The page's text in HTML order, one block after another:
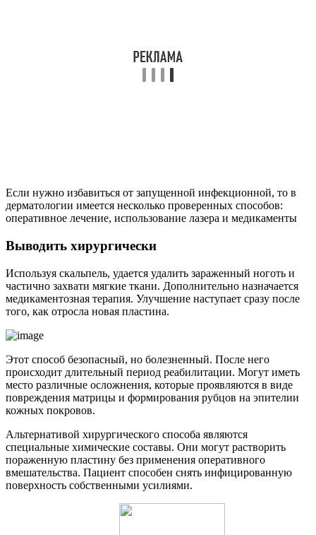
Используя скальпель, удается удалить зараженный ноготь и
частично захвати мягкие ткани. Дополнительно назначается
кожных покровов.
Альтернативой хирургического способа являются
специальные химические составы. Они могут растворить
вмешательства. Пациент способен снять инфицированную
Читайте также:
Самые эффективные средства от грибка ногтей
Использование лазера
стационара. Лечебный эффект достигается благодаря тому, что
споры нагреваются до температуры, которая способна их
разрушить.С помощью лазера можно быстро устранить
инфекцию, если выполнить коагуляцию сосудов.
Положительный эффект можно получить уже после 4
посещения специалиста. Длительность процедуры составляет
15 минут. Выполнять 1раз в месяц.